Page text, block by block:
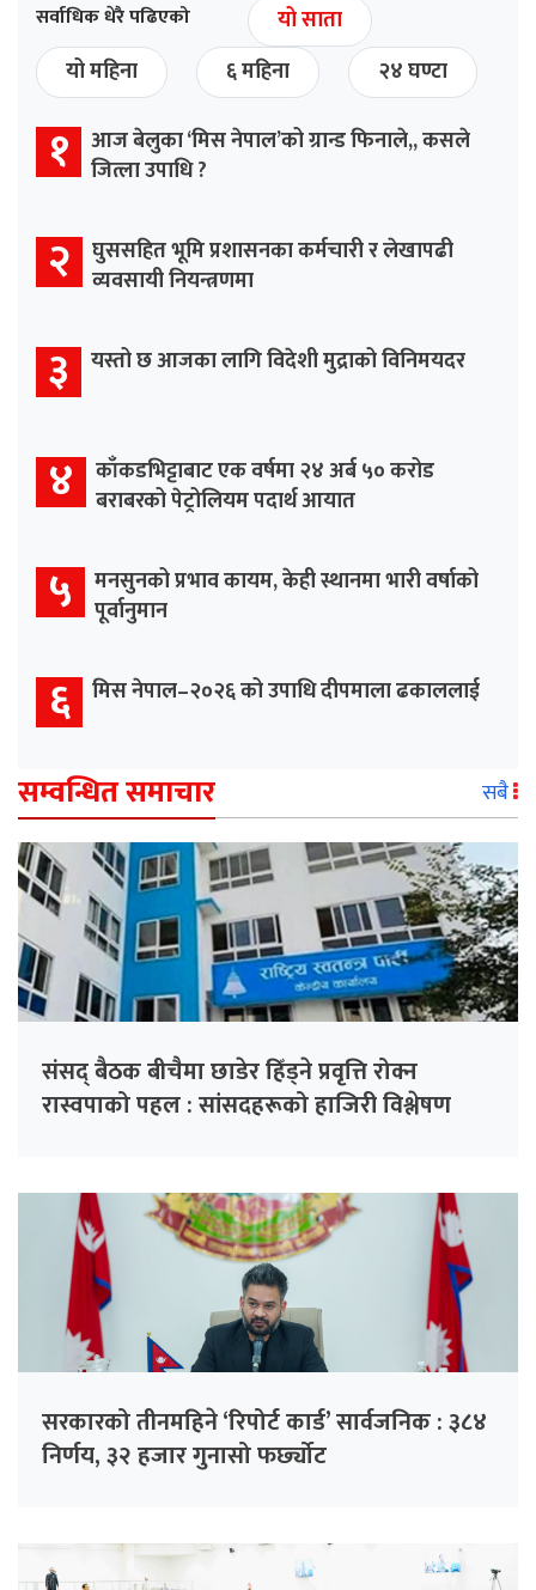
सर्वाधिक धेरै पढिएको
यो साता
यो महिना
६ महिना २४ घण्टा
१ आज बेलुका ‘मिस नेपाल’को ग्रान्ड फिनाले,, कसले
जित्ला उपाधि ?
२ घुससहित भूमि प्रशासनका कर्मचारी र लेखापढी
व्यवसायी नियन्त्रणमा
३ यस्तो छ आजका लागि विदेशी मुद्राको विनिमयदर
४ काँकडभिट्टाबाट एक वर्षमा २४ अर्ब ५० करोड
बराबरको पेट्रोलियम पदार्थ आयात
५ मनसुनको प्रभाव कायम, केही स्थानमा भारी वर्षाको
पूर्वानुमान
६ मिस नेपाल–२०२६ को उपाधि दीपमाला ढकाललाई
सम्वन्धित समाचार सबै
संसद् बैठक बीचैमा छाडेर हिँड्ने प्रवृत्ति रोक्न
रास्वपाको पहल : सांसदहरूको हाजिरी विश्लेषण
सरकारको तीनमहिने ‘रिपोर्ट कार्ड’ सार्वजनिक : ३८४
निर्णय, ३२ हजार गुनासो फर्छ्योट